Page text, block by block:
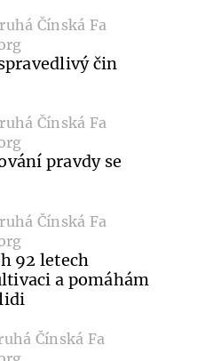
Čínská Fa
čin
Čínská Fa
pravdy se
Čínská Fa
92 letech
a pomáhám
Čínská Fa